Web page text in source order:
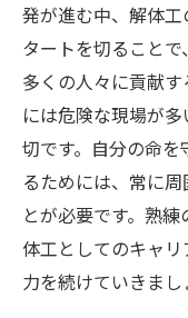
発が進む中、解体
タートを切ることで
多くの人々に貢献
には危険な現場が
切です。自分の命
るためには、常に
とが必要です。熟
体工としてのキャ
力を続けていきまし